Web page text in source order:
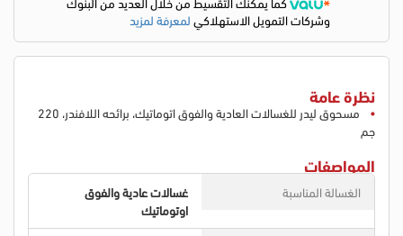
وشركات التمويل الاستهلاكيلمعرفة لمزيد
نظرة عامة
مسحوق ليدر للغسالات العادية والفوق اتوماتيك، برائحه اللافندر، 220
جم
المواصفات
الغسالة المناسبة
غسالات عادية والفوق
اوتوماتيك